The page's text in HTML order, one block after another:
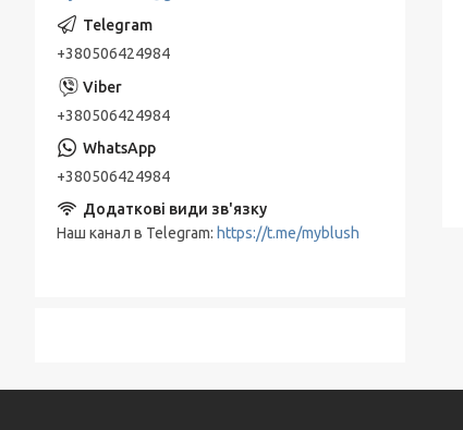
+380506424984
+380506424984
+380506424984
Наш канал в Telegram https://t.me/myblush